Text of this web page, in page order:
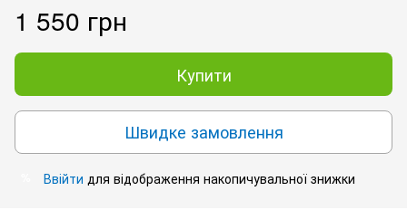
1 550 грн
Купити
Швидке замовлення
Ввійти для відображення накопичувальної знижки